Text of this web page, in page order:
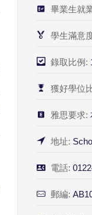
畢業生就
學生滿意
錄取比例:
獲好學位
雅思要求:
地址:
電話:
郵編: